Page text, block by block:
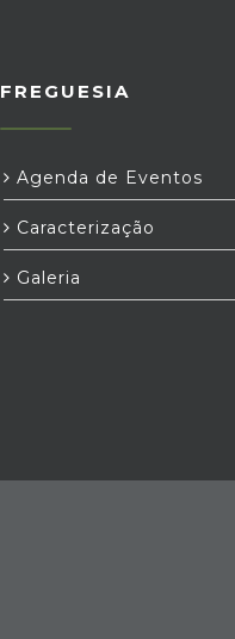
FREGUESIA
Agenda de Eventos
Caracterização
Galeria